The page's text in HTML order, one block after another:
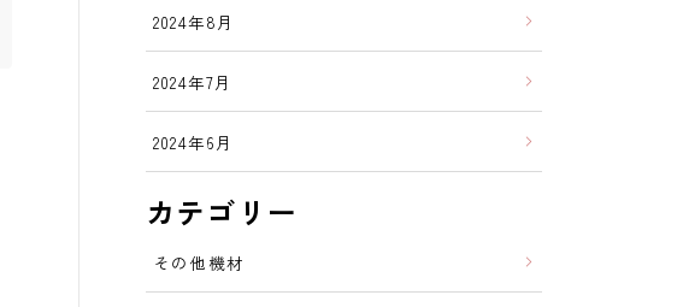
2024年8月
2024年7月
2024年6月
カテゴリー
その他機材